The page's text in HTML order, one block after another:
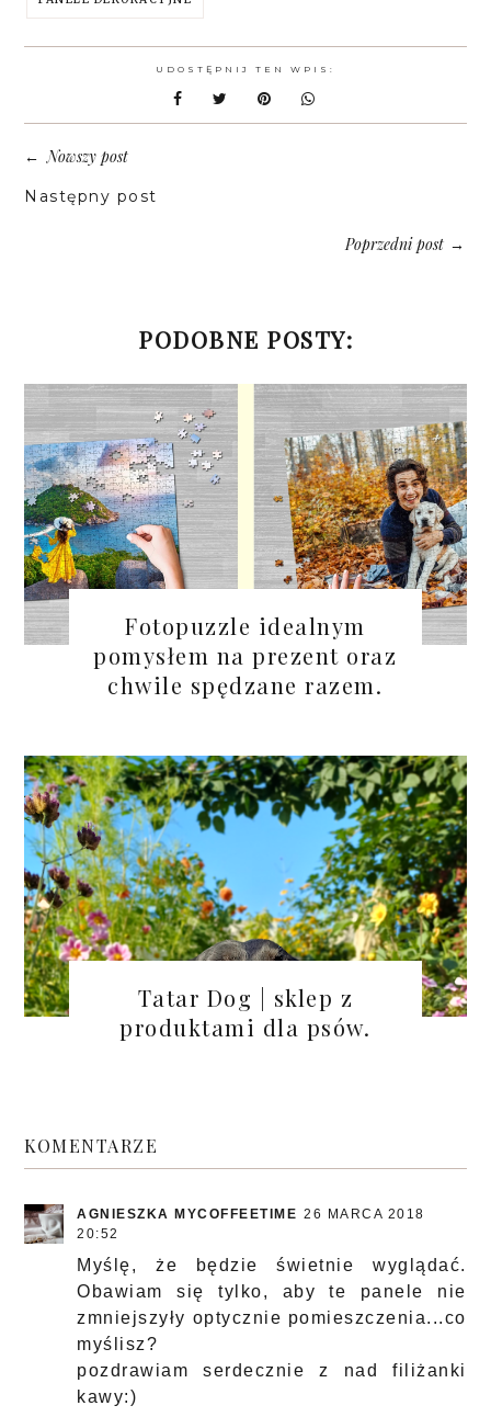
UDOSTĘPNIJ TEN WPIS:
←Nowszy post
Następny post
Poprzedni post→
PODOBNE POSTY:
Fotopuzzle idealnym
pomysłem na prezent oraz
chwile spędzane razem.
Tatar Dog | sklep z
produktami dla psów.
KOMENTARZE
AGNIESZKA MYCOFFEETIME 26 MARCA 2018
20:52
Myślę, że będzie świetnie wyglądać.
Obawiam się tylko, aby te panele nie
zmniejszyły optycznie pomieszczenia...co
myślisz?
pozdrawiam serdecznie z nad filiżanki
kawy:)